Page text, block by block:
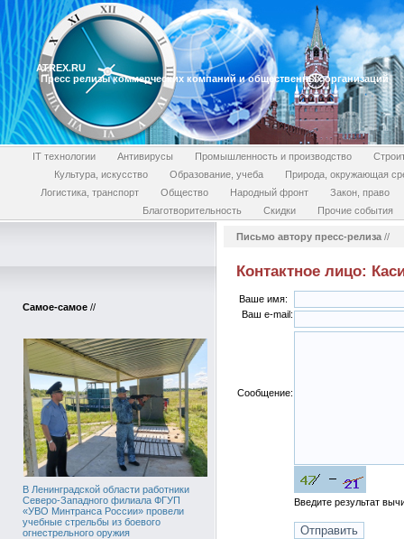
ATREX.RU
Пресс релизы коммерческих компаний и общественных организаций
IT технологии Антивирусы Промышленность и производство
Культура, искусство
Образование, учеба
Природа, окружающая
Логистика, транспорт
Общество Народный фронт
Закон, право
Благотворительность
Скидки Прочие события
Самое-самое //
В Ленинградской области работники
Северо-Западного филиала ФГУП
«УВО Минтранса России» провели
учебные стрельбы из боевого
огнестрельного оружия
Письмо автору пресс-релиза //
Контактное лицо:
Ваше имя:
Ваш e-mail:
Сообщение:
Введите результат